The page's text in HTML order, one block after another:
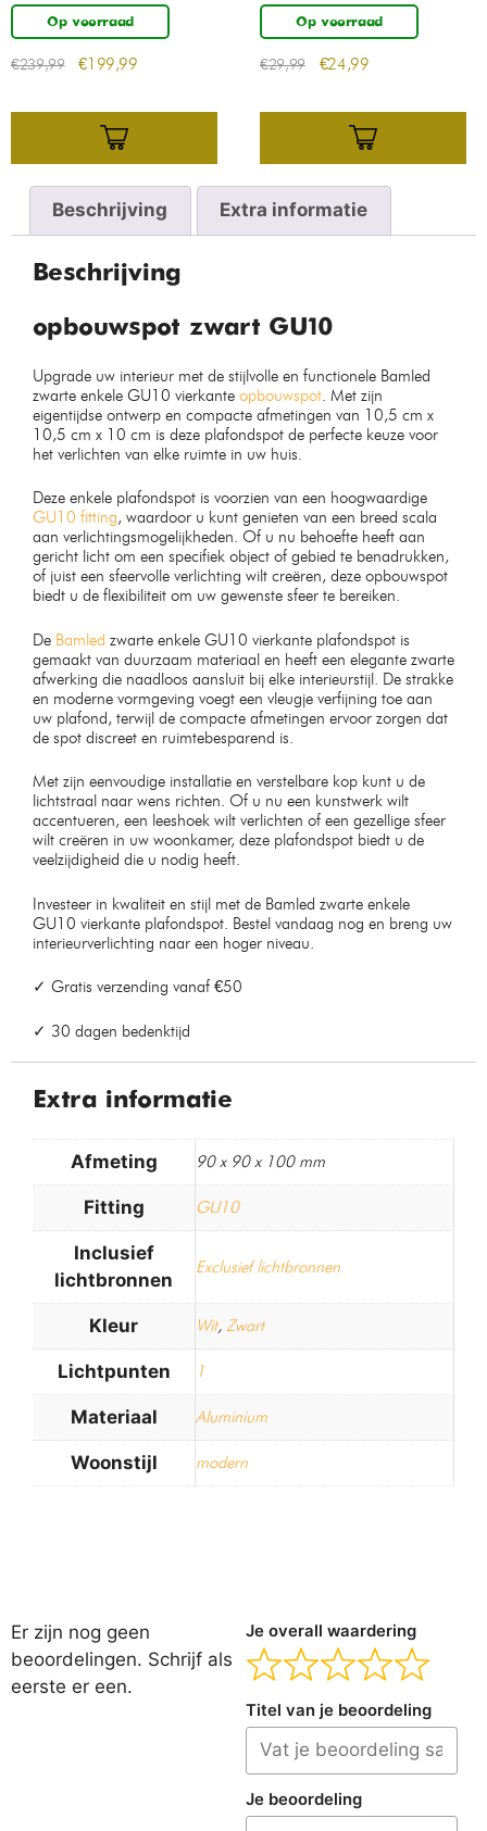
Op voorraad
€239,99 €199,99
Op voorraad
€29,99 €24,99
Beschrijving Extra informatie
Beschrijving
opbouwspot zwart GU10
Upgrade uw interieur met de stijlvolle en functionele Bamled
zwarte enkele GU10 vierkante opbouwspot. Met zijn
eigentijdse ontwerp en compacte afmetingen van 10,5 cm x
10,5 cm x 10 cm is deze plafondspot de perfecte keuze voor
het verlichten van elke ruimte in uw huis.
Deze enkele plafondspot is voorzien van een hoogwaardige
GU10 fitting, waardoor u kunt genieten van een breed scala
aan verlichtingsmogelijkheden. Of u nu behoefte heeft aan
gericht licht om een specifiek object of gebied te benadrukken,
of juist een sfeervolle verlichting wilt creëren, deze opbouwspot
biedt u de flexibiliteit om uw gewenste sfeer te bereiken.
De Bamled zwarte enkele GU10 vierkante plafondspot is
gemaakt van duurzaam materiaal en heeft een elegante zwarte
afwerking die naadloos aansluit bij elke interieurstijl. De strakke
en moderne vormgeving voegt een vleugje verfijning toe aan
uw plafond, terwijl de compacte afmetingen ervoor zorgen dat
de spot discreet en ruimtebesparend is.
Met zijn eenvoudige installatie en verstelbare kop kunt u de
lichtstraal naar wens richten. Of u nu een kunstwerk wilt
accentueren, een leeshoek wilt verlichten of een gezellige sfeer
wilt creëren in uw woonkamer, deze plafondspot biedt u de
veelzijdigheid die u nodig heeft.
Investeer in kwaliteit en stijl met de Bamled zwarte enkele
GU10 vierkante plafondspot. Bestel vandaag nog en breng uw
interieurverlichting naar een hoger niveau.
✓ Gratis verzending vanaf €50
✓ 30 dagen bedenktijd
Extra informatie
Afmeting 90 x 90 x 100 mm
Fitting GU10
Inclusief
lichtbronnen
Exclusief lichtbronnen
Kleur Wit, Zwart
Lichtpunten 1
Materiaal Aluminium
Woonstijl modern
Er zijn nog geen
beoordelingen. Schrijf als
eerste er een.
Je overall waardering
Titel van je beoordeling
Je beoordeling